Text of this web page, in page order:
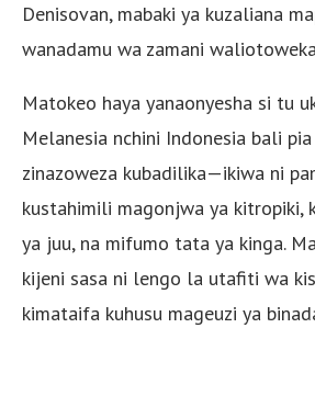
Denisovan, mabaki ya kuzaliana
wanadamu wa zamani
Matokeo haya yanaonyesha si tu
Melanesia nchini Indonesia bali
zinazoweza kubadilika—ikiwa ni
kustahimili magonjwa ya kitropiki,
ya juu, na mifumo tata ya kinga.
kijeni sasa ni lengo la utafiti wa
kimataifa kuhusu mageuzi ya